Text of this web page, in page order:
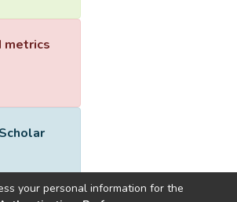
metrics
your personal information for the